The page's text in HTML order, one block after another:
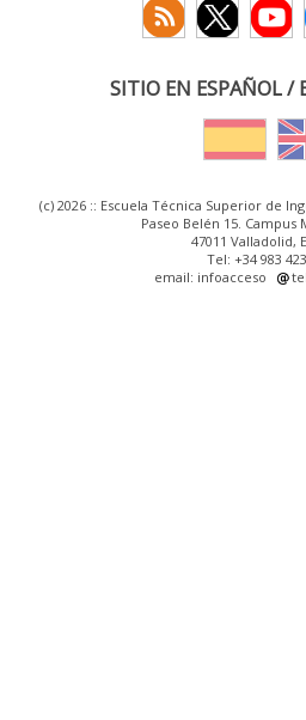
SITIO EN ESPAÑOL /
(c) 2026 :: Escuela Técnica Superior de
Paseo Belén 15. Campus
47011 Valladolid,
Tel: +34 983
email: infoacceso
tel